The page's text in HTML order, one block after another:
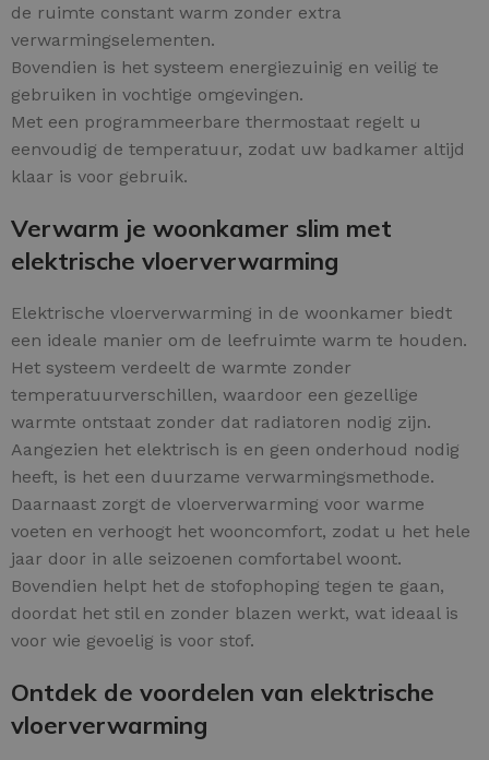
de ruimte constant warm zonder extra
verwarmingselementen.
Bovendien is het systeem energiezuinig en veilig te
gebruiken in vochtige omgevingen.
Met een programmeerbare thermostaat regelt u
eenvoudig de temperatuur, zodat uw badkamer altijd
klaar is voor gebruik.
Verwarm je woonkamer slim met
elektrische vloerverwarming
Elektrische vloerverwarming in de woonkamer biedt
een ideale manier om de leefruimte warm te houden.
Het systeem verdeelt de warmte zonder
temperatuurverschillen, waardoor een gezellige
warmte ontstaat zonder dat radiatoren nodig zijn.
Aangezien het elektrisch is en geen onderhoud nodig
heeft, is het een duurzame verwarmingsmethode.
Daarnaast zorgt de vloerverwarming voor warme
voeten en verhoogt het wooncomfort, zodat u het hele
jaar door in alle seizoenen comfortabel woont.
Bovendien helpt het de stofophoping tegen te gaan,
doordat het stil en zonder blazen werkt, wat ideaal is
voor wie gevoelig is voor stof.
Ontdek de voordelen van elektrische
vloerverwarming